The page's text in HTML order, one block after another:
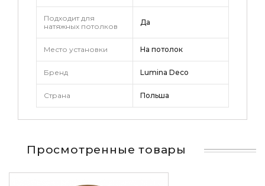
Подходит для
натяжных потолков
Да
Место установки На потолок
Бренд Lumina Deco
Страна Польша
Просмотренные товары